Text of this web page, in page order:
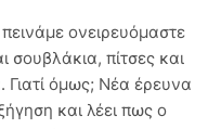
ονειρευόμαστε
σουβλάκια, πίτσες και
Γιατί όμως; Νέα έρευνα
και λέει πως ο